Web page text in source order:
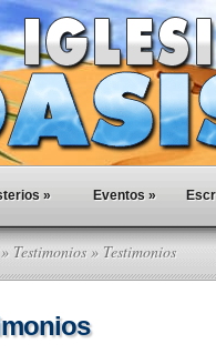
» Eventos »
» Testimonios» Testimonios